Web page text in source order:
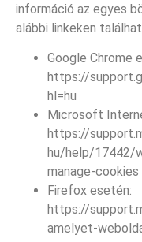
információ az egyes
alábbi linkeken
Google Chrome
https://
hl=hu
Microsoft
https://
hu/help/17442/
manage-cookies
Firefox esetén:
https://
amelyet-